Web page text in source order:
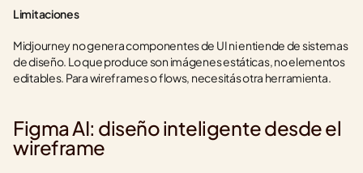
Limitaciones
Midjourney no genera componentes de UI ni entiende de sistemas
de diseño. Lo que produce son imágenes estáticas, no elementos
editables. Para wireframes o flows, necesitás otra herramienta.
Figma AI: diseño inteligente desde el
wireframe